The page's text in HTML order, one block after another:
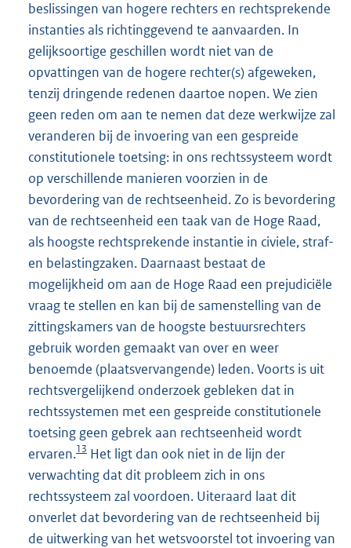
beslissingen van hogere rechters en rechtsprekende
instanties als richtinggevend te aanvaarden. In
gelijksoortige geschillen wordt niet van de
opvattingen van de hogere rechter(s) afgeweken,
tenzij dringende redenen daartoe nopen. We zien
geen reden om aan te nemen dat deze werkwijze zal
veranderen bij de invoering van een gespreide
constitutionele toetsing: in ons rechtssysteem wordt
op verschillende manieren voorzien in de
bevordering van de rechtseenheid. Zo is bevordering
van de rechtseenheid een taak van de Hoge Raad,
als hoogste rechtsprekende instantie in civiele, straf-
en belastingzaken. Daarnaast bestaat de
mogelijkheid om aan de Hoge Raad een prejudiciële
vraag te stellen en kan bij de samenstelling van de
zittingskamers van de hoogste bestuursrechters
gebruik worden gemaakt van over en weer
benoemde (plaatsvervangende) leden. Voorts is uit
rechtsvergelijkend onderzoek gebleken dat in
rechtssystemen met een gespreide constitutionele
toetsing geen gebrek aan rechtseenheid wordt
ervaren.13 Het ligt dan ook niet in de lijn der
verwachting dat dit probleem zich in ons
rechtssysteem zal voordoen. Uiteraard laat dit
onverlet dat bevordering van de rechtseenheid bij
de uitwerking van het wetsvoorstel tot invoering van